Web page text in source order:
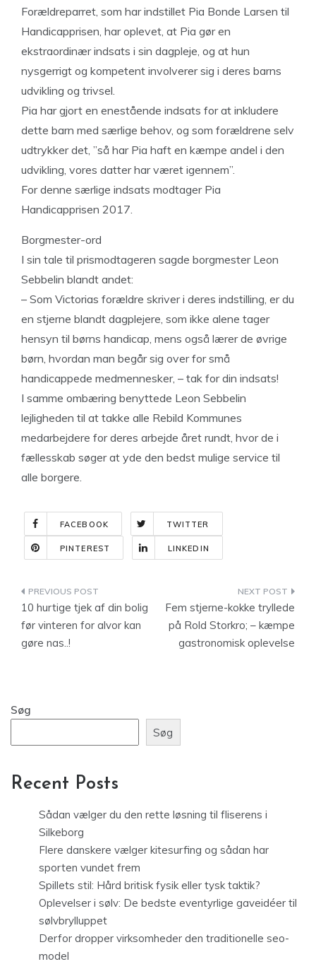
Forældreparret, som har indstillet Pia Bonde Larsen til
Handicapprisen, har oplevet, at Pia gør en
ekstraordinær indsats i sin dagpleje, og at hun
nysgerrigt og kompetent involverer sig i deres barns
udvikling og trivsel.
Pia har gjort en enestående indsats for at inkludere
dette barn med særlige behov, og som forældrene selv
udtrykker det, ”så har Pia haft en kæmpe andel i den
udvikling, vores datter har været igennem”.
For denne særlige indsats modtager Pia
Handicapprisen 2017.
Borgmester-ord
I sin tale til prismodtageren sagde borgmester Leon
Sebbelin blandt andet:
– Som Victorias forældre skriver i deres indstilling, er du
en stjerne blandt dagplejere, som ikke alene tager
hensyn til børns handicap, mens også lærer de øvrige
børn, hvordan man begår sig over for små
handicappede medmennesker, – tak for din indsats!
I samme ombæring benyttede Leon Sebbelin
lejligheden til at takke alle Rebild Kommunes
medarbejdere for deres arbejde året rundt, hvor de i
fællesskab søger at yde den bedst mulige service til
alle borgere.
FACEBOOK TWITTER
PINTEREST LINKEDIN
Indlægsnavigation
10 hurtige tjek af din bolig
før vinteren for alvor kan
gøre nas..!
Fem stjerne-kokke tryllede
på Rold Storkro; – kæmpe
gastronomisk oplevelse
Søg
Søg
Recent Posts
Sådan vælger du den rette løsning til fliserens i
Silkeborg
Flere danskere vælger kitesurfing og sådan har
sporten vundet frem
Spillets stil: Hård britisk fysik eller tysk taktik?
Oplevelser i sølv: De bedste eventyrlige gaveidéer til
sølvbrylluppet
Derfor dropper virksomheder den traditionelle seo-
model